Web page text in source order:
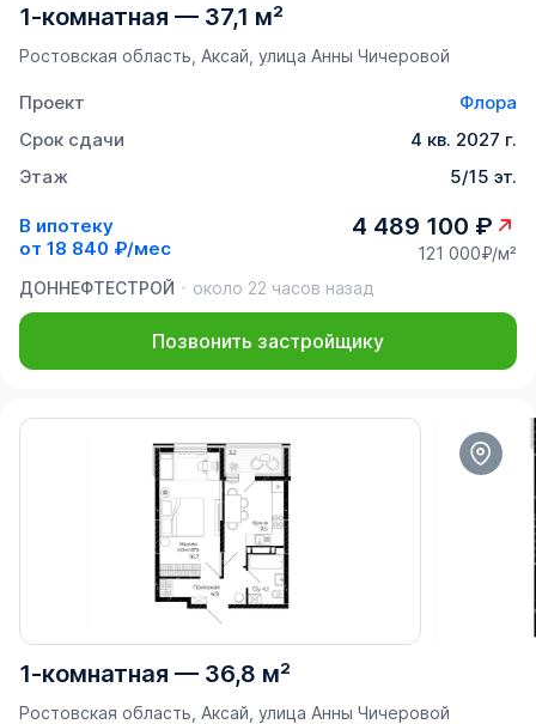
1-комнатная — 37,1 м²
Ростовская область, Аксай, улица Анны Чичеровой
Проект
Флора
Срок сдачи
4 кв. 2027 г.
Этаж
5/15 эт.
В ипотеку
от 18 840 ₽/мес
4 489 100 ₽
121 000₽/м²
ДОННЕФТЕСТРОЙ
около 22 часов назад
Позвонить застройщику
1-комнатная — 36,8 м²
Ростовская область, Аксай, улица Анны Чичеровой